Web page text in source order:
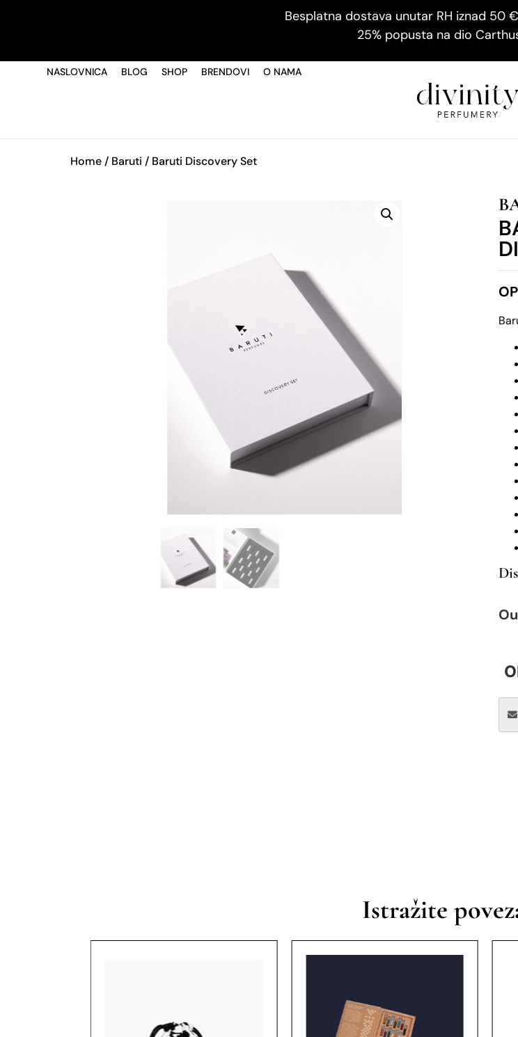
Besplatna dostava unutar RH iznad 50
25% popusta na dio
NASLOVNICA BLOG SHOP BRENDOVI O NAMA
Home/ Baruti / Baruti Discovery Set
Istražite